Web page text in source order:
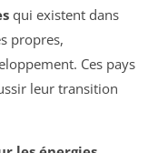
qui existent dans
propres,
Ces pays
leur transition